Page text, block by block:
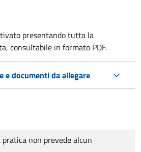
presentando tutta la
consultabile in formato PDF.
e documenti da allegare
non prevede alcun